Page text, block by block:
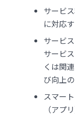
サービ
に対応
サービ
サービ
くは関
び向上
スマー
（アプ